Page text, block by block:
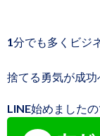
1分でも多くビジ
捨てる勇気が成功
LINE始めました